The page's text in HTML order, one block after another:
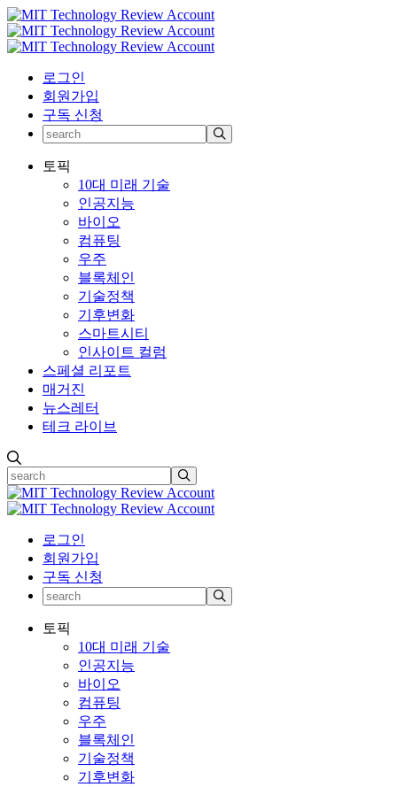
로그인
회원가입
구독 신청
토픽
10대 미래 기술
인공지능
바이오
컴퓨팅
우주
블록체인
기술정책
기후변화
스마트시티
인사이트 컬럼
스페셜 리포트
매거진
뉴스레터
테크 라이브
로그인
회원가입
구독 신청
토픽
10대 미래 기술
인공지능
바이오
컴퓨팅
우주
블록체인
기술정책
기후변화